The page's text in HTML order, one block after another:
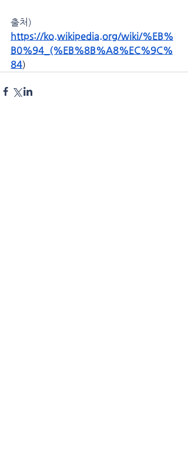
출처)
https://ko.wikipedia.org/wiki/%EB%
B0%94_(%EB%8B%A8%EC%9C%
84)